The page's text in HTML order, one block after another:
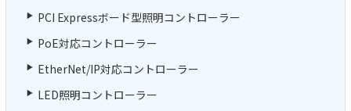
PCI Expressボード型照明コントローラー
PoE対応コントローラー
EtherNet/IP対応コントローラー
LED照明コントローラー